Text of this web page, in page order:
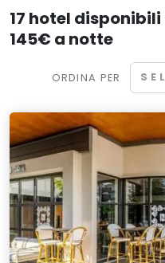
17 hotel disponibili
145€ a notte
ORDINA PER